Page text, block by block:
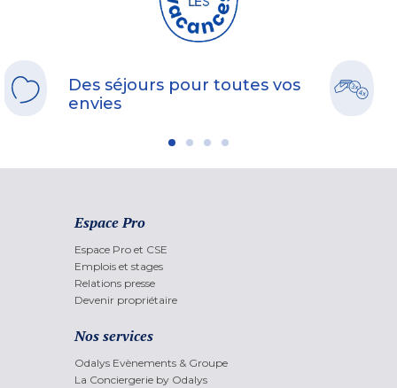
Des séjours pour toutes vos
envies
Espace Pro
Espace Pro et CSE
Emplois et stages
Relations presse
Devenir propriétaire
Nos services
Odalys Evènements & Groupe
La Conciergerie by Odalys